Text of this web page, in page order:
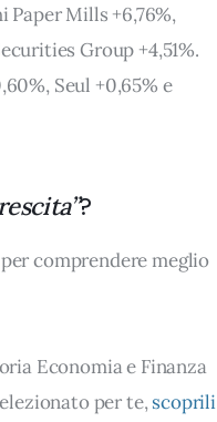
Mills +6,76%,
Group +4,51%.
Seul +0,65% e
?
comprendere meglio
Economia e Finanza
per te,scoprili